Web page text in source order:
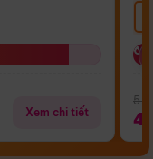
Xem chi tiết